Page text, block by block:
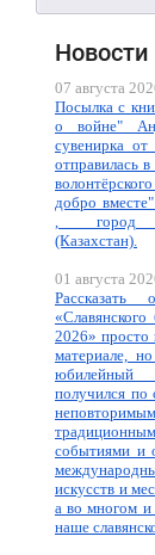
Новости
07 августа
Посылка с
о войне"
сувенирка от
отправилась
добро
, город
(Казахстан).
01 августа
2026»
материале,
юбилейный
получился
событиями и
искусств и
а во многом и
наше